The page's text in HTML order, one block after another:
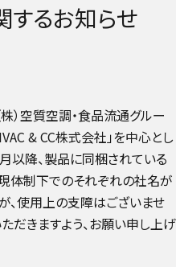
するお知らせ
）空質空調・食品流通グルー
& CC株式会社」を中心とし
以降、製品に同梱されている
現体制下でのそれぞれの社名が
、使用上の支障はございませ
だきますよう、お願い申し上げ